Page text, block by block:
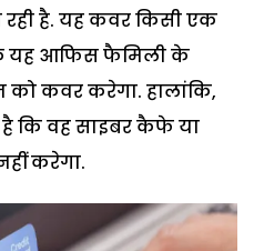
रही है. यह कवर किसी एक
यह आफिस फैमिली के
को कवर करेगा. हालांकि,
है कि वह साइबर कैफे या
करेगा.